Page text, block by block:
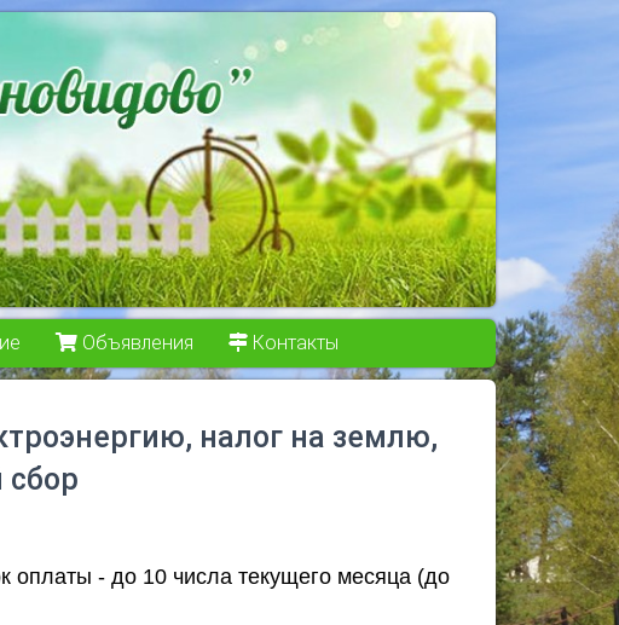
Объявления Контакты
налог на землю,
сбор
оплаты - до 10 числа текущего месяца (до